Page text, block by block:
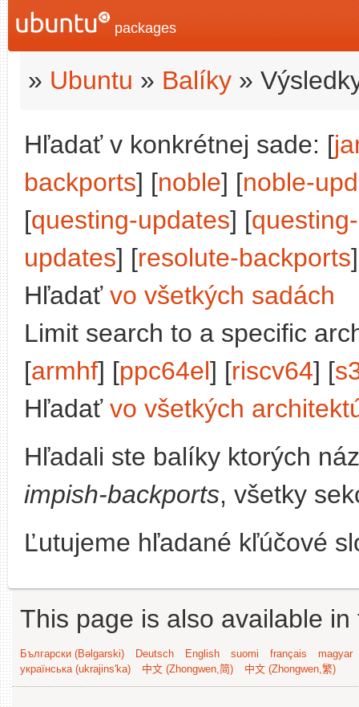
packages
» Ubuntu » Balíky »
Hľadať v konkrétnej sade: [
backports] [noble] [noble-
[questing-updates] [
updates] [resolute-backports
Hľadať vo všetkých sadách
Limit search to a specific
[armhf] [ppc64el] [riscv64] [
Hľadať vo všetkých
Hľadali ste balíky ktorých
impish-backports, všetky
Ľutujeme hľadané kľúčové
This page is also available
Български (Bəlgarski) Deutsch English suomi français
magyar
українська (ukrajins'ka)
中文 (Zhongwen,简) 中文 (Zhongwen,繁)